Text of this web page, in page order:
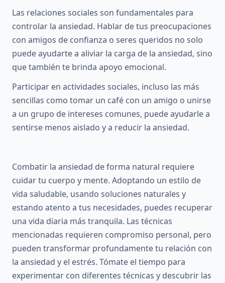
Las relaciones sociales son fundamentales para
controlar la ansiedad. Hablar de tus preocupaciones
con amigos de confianza o seres queridos no solo
puede ayudarte a aliviar la carga de la ansiedad, sino
que también te brinda apoyo emocional.
Participar en actividades sociales, incluso las más
sencillas como tomar un café con un amigo o unirse
a un grupo de intereses comunes, puede ayudarle a
sentirse menos aislado y a reducir la ansiedad.
Combatir la ansiedad de forma natural requiere
cuidar tu cuerpo y mente. Adoptando un estilo de
vida saludable, usando soluciones naturales y
estando atento a tus necesidades, puedes recuperar
una vida diaria más tranquila. Las técnicas
mencionadas requieren compromiso personal, pero
pueden transformar profundamente tu relación con
la ansiedad y el estrés. Tómate el tiempo para
experimentar con diferentes técnicas y descubrir las